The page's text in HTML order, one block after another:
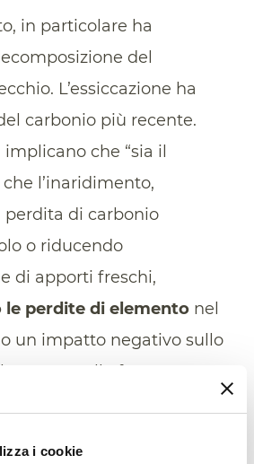
i cookie
in particolare ha
del
L’essiccazione ha
carbonio più recente.
che “sia il
l’inaridimento,
perdita di carbonio
o riducendo
di apporti freschi,
perdite di elemento nel
un impatto negativo sullo
stesso nelle foreste
di cambiamenti